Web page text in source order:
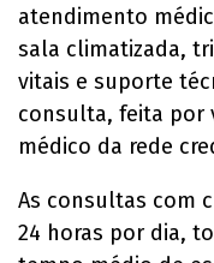
atendimento
sala climatizada,
vitais e suporte
consulta, feita por
médico da rede
As consultas com
24 horas por dia,